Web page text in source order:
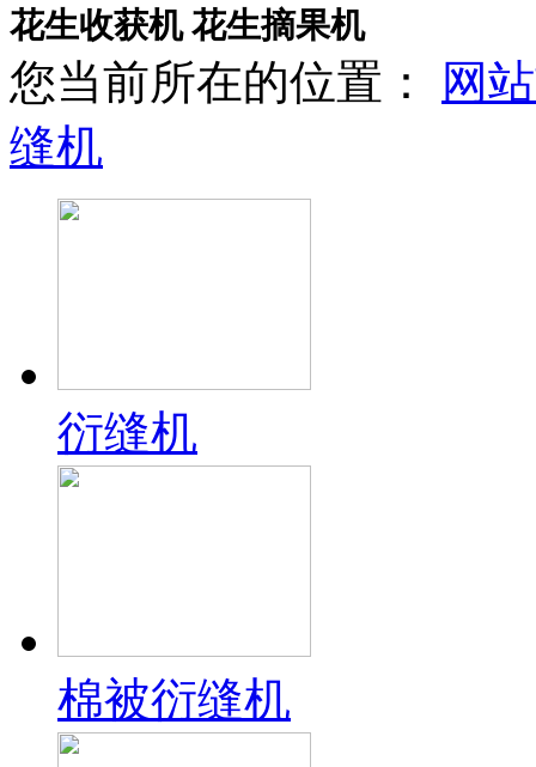
花生收获机花生摘果机
您当前所在的位置：
网
缝机
衍缝机
棉被衍缝机